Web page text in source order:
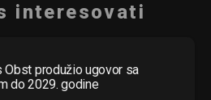
interesovati
Obst produžio ugovor sa
do 2029. godine